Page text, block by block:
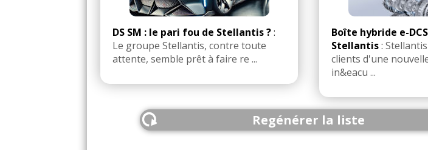
DS SM : le pari fou de Stellantis ?:
Le groupe Stellantis, contre toute
attente, semble prêt à faire re ...
Boîte hybride e-
Stellantis:
clients d'une
in&eacu ...
Regénérer la liste